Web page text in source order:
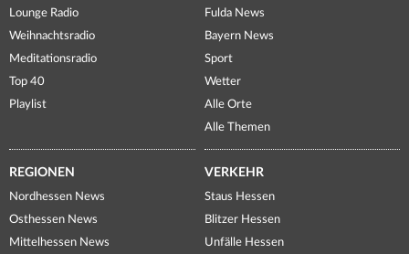
Lounge Radio
Weihnachtsradio
Meditationsradio
Top 40
Playlist
Fulda News
Bayern News
Sport
Wetter
Alle Orte
Alle Themen
REGIONEN
Nordhessen News
Osthessen News
Mittelhessen News
VERKEHR
Staus Hessen
Blitzer Hessen
Unfälle Hessen